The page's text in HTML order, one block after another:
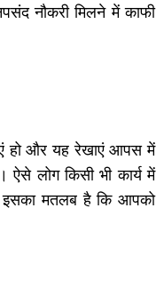
नौकरी मिलने में काफी
हो और यह रेखाएं आपस में
लोग किसी भी कार्य में
इसका मतलब है कि आपको